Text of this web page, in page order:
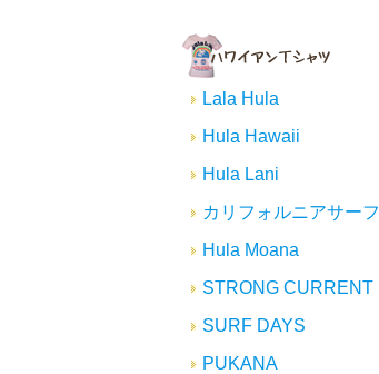
Lala Hula
Hula Hawaii
Hula Lani
カリフォルニアサーフ
Hula Moana
STRONG CURRENT
SURF DAYS
PUKANA